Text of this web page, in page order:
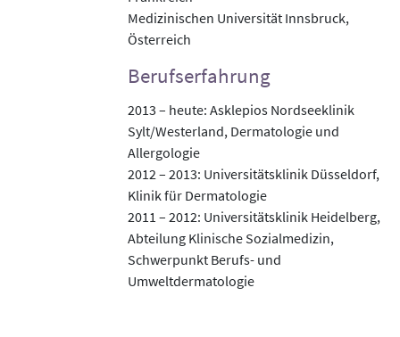
Medizinischen Universität Innsbruck,
Österreich
Berufserfahrung
2013 – heute: Asklepios Nordseeklinik
Sylt/Westerland, Dermatologie und
Allergologie
2012 – 2013: Universitätsklinik Düsseldorf,
Klinik für Dermatologie
2011 – 2012: Universitätsklinik Heidelberg,
Abteilung Klinische Sozialmedizin,
Schwerpunkt Berufs- und
Umweltdermatologie